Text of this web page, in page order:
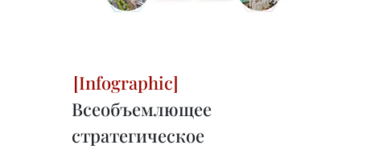
Всеобъемлющее
стратегическое